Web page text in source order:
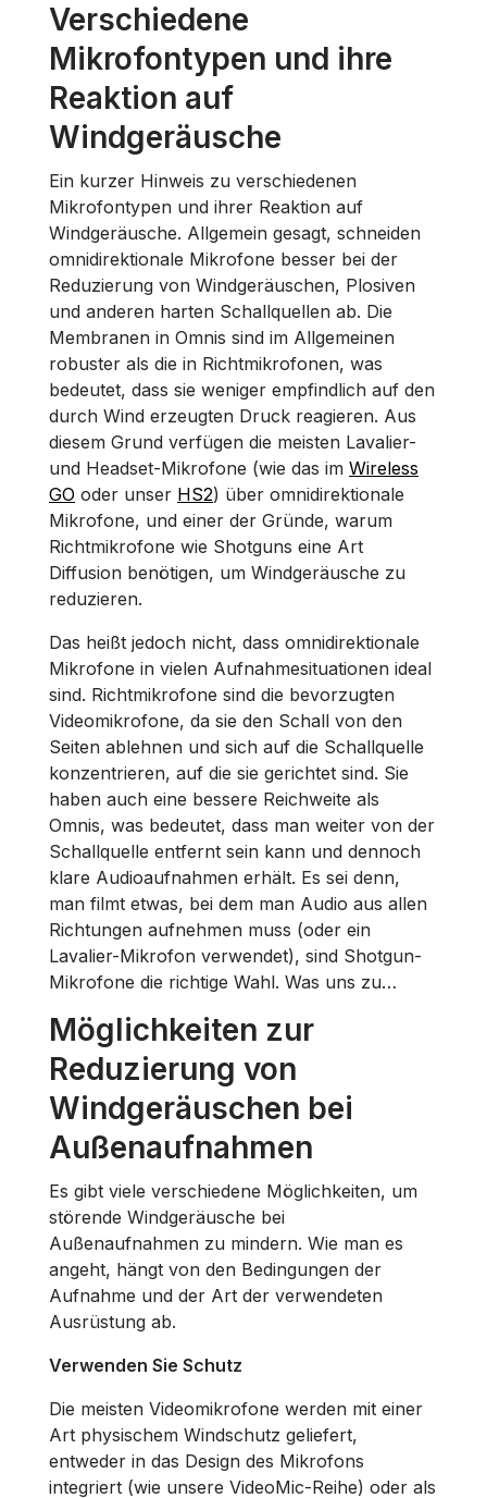
Verschiedene
Mikrofontypen und ihre
Reaktion auf
Windgeräusche
Ein kurzer Hinweis zu verschiedenen
Mikrofontypen und ihrer Reaktion auf
Windgeräusche. Allgemein gesagt, schneiden
omnidirektionale Mikrofone besser bei der
Reduzierung von Windgeräuschen, Plosiven
und anderen harten Schallquellen ab. Die
Membranen in Omnis sind im Allgemeinen
robuster als die in Richtmikrofonen, was
bedeutet, dass sie weniger empfindlich auf den
durch Wind erzeugten Druck reagieren. Aus
diesem Grund verfügen die meisten Lavalier-
und Headset-Mikrofone (wie das im Wireless
GO oder unser HS2) über omnidirektionale
Mikrofone, und einer der Gründe, warum
Richtmikrofone wie Shotguns eine Art
Diffusion benötigen, um Windgeräusche zu
reduzieren.
Das heißt jedoch nicht, dass omnidirektionale
Mikrofone in vielen Aufnahmesituationen ideal
sind. Richtmikrofone sind die bevorzugten
Videomikrofone, da sie den Schall von den
Seiten ablehnen und sich auf die Schallquelle
konzentrieren, auf die sie gerichtet sind. Sie
haben auch eine bessere Reichweite als
Omnis, was bedeutet, dass man weiter von der
Schallquelle entfernt sein kann und dennoch
klare Audioaufnahmen erhält. Es sei denn,
man filmt etwas, bei dem man Audio aus allen
Richtungen aufnehmen muss (oder ein
Lavalier-Mikrofon verwendet), sind Shotgun-
Mikrofone die richtige Wahl. Was uns zu…
Möglichkeiten zur
Reduzierung von
Windgeräuschen bei
Außenaufnahmen
Es gibt viele verschiedene Möglichkeiten, um
störende Windgeräusche bei
Außenaufnahmen zu mindern. Wie man es
angeht, hängt von den Bedingungen der
Aufnahme und der Art der verwendeten
Ausrüstung ab.
Verwenden Sie Schutz
Die meisten Videomikrofone werden mit einer
Art physischem Windschutz geliefert,
entweder in das Design des Mikrofons
integriert (wie unsere VideoMic-Reihe) oder als